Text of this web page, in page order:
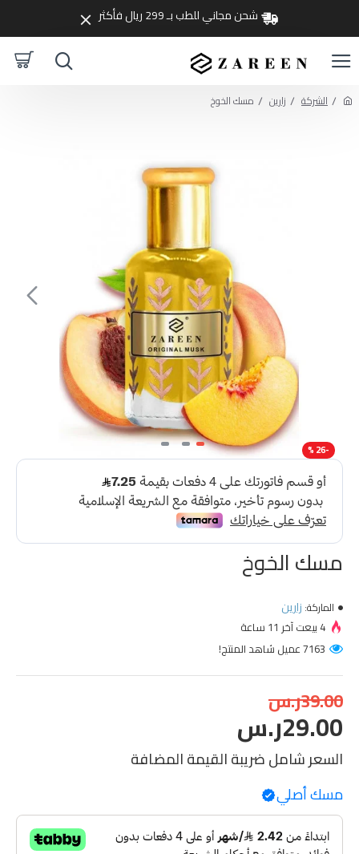
شحن مجاني للطب بـ 299 ريال فأكثر
الشركة زارين مسك الخوخ
-26 %
مسك الخوخ
السعر شامل ضريبة القيمة المضافة
مسك أصلي
29.00ر.س
39.00ر.س
الماركة: زارين
4 بيعت آخر 11 ساعة
7163 عميل شاهد المنتج!